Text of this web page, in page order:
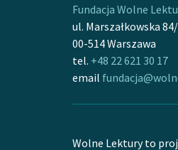
Fundacja Wolne
ul. Marszałkowska
00-514 Warszawa
tel. +48 22 621 30 17
email
Wolne Lektury to